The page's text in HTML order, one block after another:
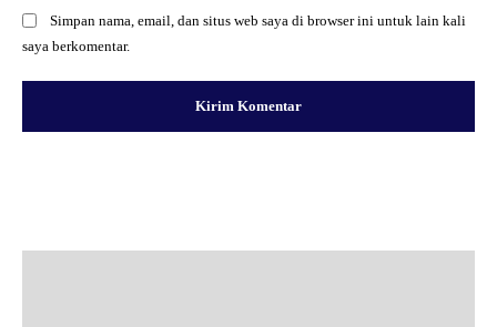
Simpan nama, email, dan situs web saya di browser ini untuk lain kali
saya berkomentar.